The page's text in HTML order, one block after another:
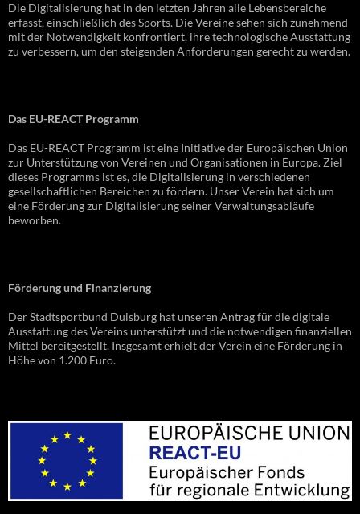
Die Digitalisierung hat in den letzten Jahren alle Lebensbereiche
erfasst, einschließlich des Sports. Die Vereine sehen sich zunehmend
mit der Notwendigkeit konfrontiert, ihre technologische Ausstattung
zu verbessern, um den steigenden Anforderungen gerecht zu werden.
Das EU-REACT Programm
Das EU-REACT Programm ist eine Initiative der Europäischen Union
zur Unterstützung von Vereinen und Organisationen in Europa. Ziel
dieses Programms ist es, die Digitalisierung in verschiedenen
gesellschaftlichen Bereichen zu fördern. Unser Verein hat sich um
eine Förderung zur Digitalisierung seiner Verwaltungsabläufe
beworben.
Förderung und Finanzierung
Der Stadtsportbund Duisburg hat unseren Antrag für die digitale
Ausstattung des Vereins unterstützt und die notwendigen finanziellen
Mittel bereitgestellt. Insgesamt erhielt der Verein eine Förderung in
Höhe von 1.200 Euro.